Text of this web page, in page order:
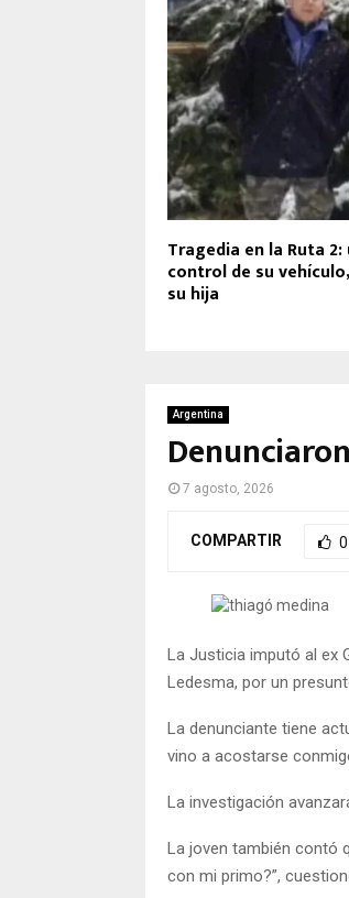
Tragedia en la Ruta
control de su
su hija
Argentina
7 agosto, 2026
COMPARTIR 0
La Justicia imputó al ex
Ledesma, por un
La denunciante tiene
vino a acostarse
La investigación
La joven también contó
con mi primo?”,